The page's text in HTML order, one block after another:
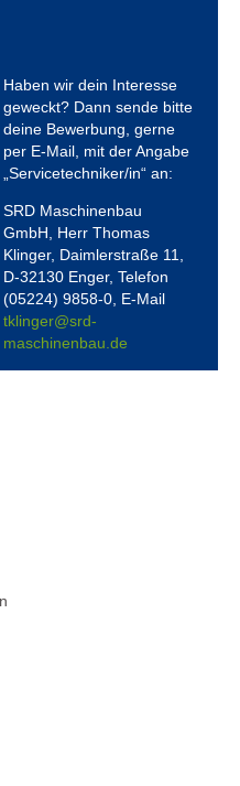
Haben wir dein Interesse
geweckt? Dann sende bitte
deine Bewerbung, gerne
per E-Mail, mit der Angabe
„Servicetechniker/in“ an:
SRD Maschinenbau
GmbH, Herr Thomas
Klinger, Daimlerstraße 11,
D-32130 Enger, Telefon
(05224) 9858-0, E-Mail
tklinger@srd-
maschinenbau.de